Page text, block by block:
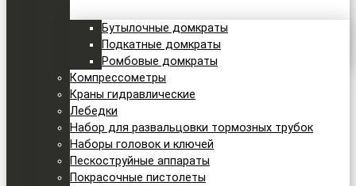
Бутылочные домкраты
Подкатные домкраты
Ромбовые домкраты
Компрессометры
Краны гидравлические
Лебедки
Набор для развальцовки тормозных трубок
Наборы головок и ключей
Пескоструйные аппараты
Покрасочные пистолеты